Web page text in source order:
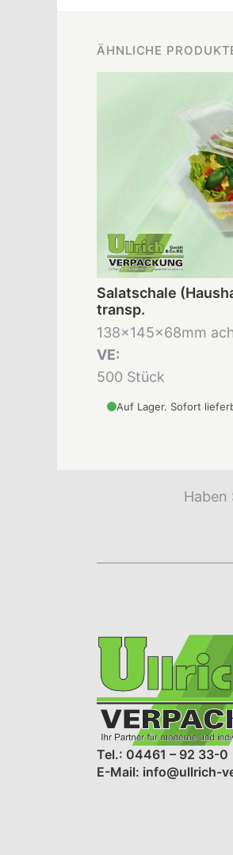
ÄHNLICHE
Salatschale
transp.
138x145x68mm
VE:
500 Stück
Auf Lager. Sofort
Haben
Tel.: 04461 – 92 33-0
E-Mail: info@ullrich-